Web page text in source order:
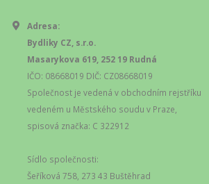
Adresa:
Bydliky CZ, s.r.o.
Masarykova 619, 252 19 Rudná
IČO: 08668019 DIČ: CZ08668019
Společnost je vedená v obchodním rejstříku
vedeném u Městského soudu v Praze,
spisová značka: C 322912
Sídlo společnosti:
Šeříková 758, 273 43 Buštěhrad